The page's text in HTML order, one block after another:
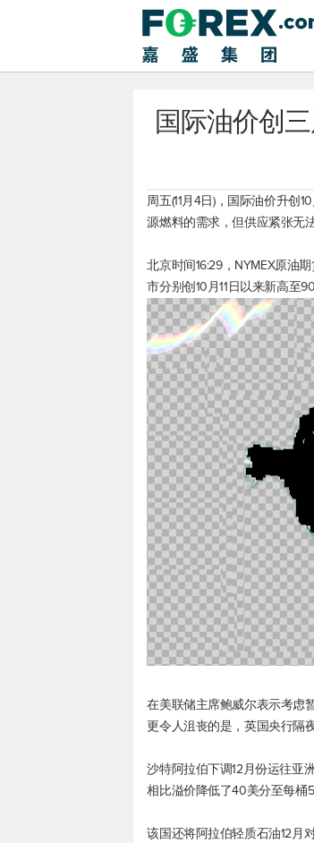
国际油价创
周五(11月4日)，国际油价升创
源燃料的需求，但供应紧张无
北京时间16:29，NYMEX原油
市分别创10月11日以来新高至
在美联储主席鲍威尔表示考虑
更令人沮丧的是，英国央行隔
沙特阿拉伯下调12月份运往亚
相比溢价降低了40美分至每桶
该国还将阿拉伯轻质石油12月